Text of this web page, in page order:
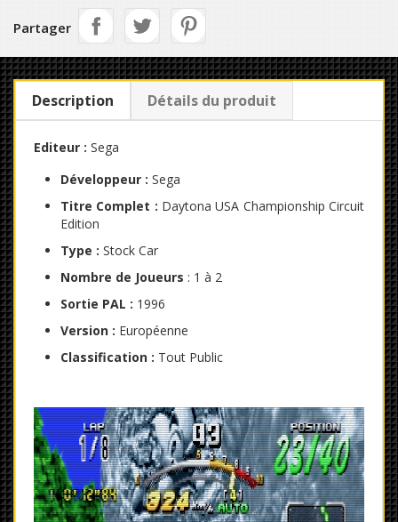
Partager
Description Détails du produit
Editeur : Sega
Développeur : Sega
Titre Complet : Daytona USA Championship Circuit
Edition
Type : Stock Car
Nombre de Joueurs : 1 à 2
Sortie PAL : 1996
Version : Européenne
Classification : Tout Public